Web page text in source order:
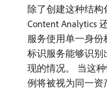
除了创建这种结构
Content Analytics
服务使用单一身
标识服务能够识别
现的情况。 当这
例将被视为同一资